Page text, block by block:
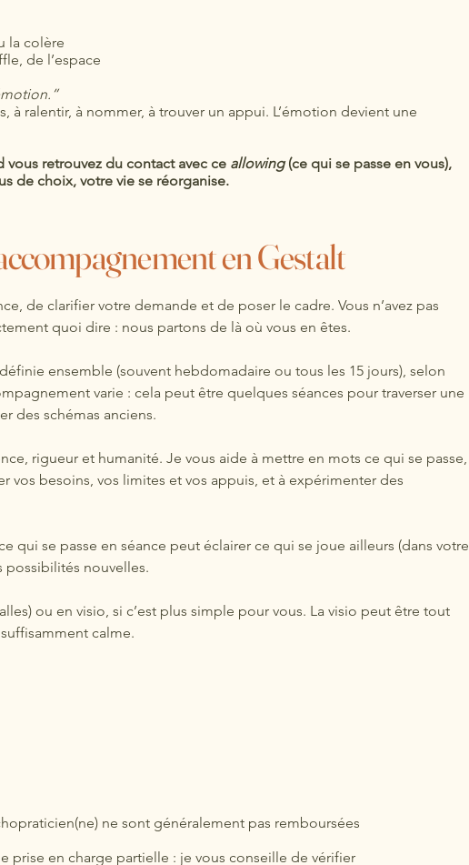
la colère
de l’espace
ralentir, à nommer, à trouver un appui. L’émotion devient une
vous retrouvez du contact avec ce allowing(ce qui se passe en vous),
de choix, votre vie se réorganise.
en Gestalt
de clarifier votre demande et de poser le cadre. Vous n’avez pas
quoi dire : nous partons de là où vous en êtes.
ensemble (souvent hebdomadaire ou tous les 15 jours), selon
varie : cela peut être quelques séances pour traverser une
des schémas anciens.
rigueur et humanité. Je vous aide à mettre en mots ce qui se passe,
vos besoins, vos limites et vos appuis, et à expérimenter des
qui se passe en séance peut éclairer ce qui se joue ailleurs (dans votre
possibilités nouvelles.
ou en visio, si c’est plus simple pour vous. La visio peut être tout
calme.
ne sont généralement pas remboursées
prise en charge partielle : je vous conseille de vérifier